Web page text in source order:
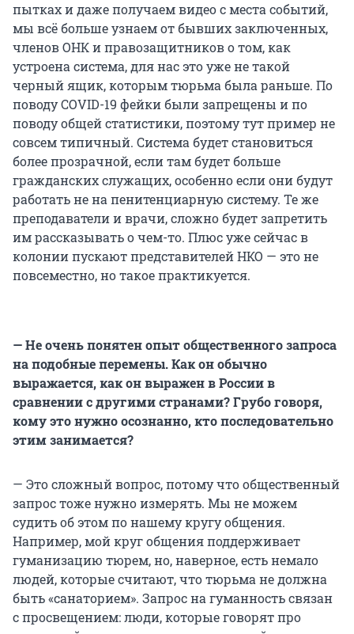
пытках и даже получаем видео с места событий,
мы всё больше узнаем от бывших заключенных,
членов ОНК и правозащитников о том, как
устроена система, для нас это уже не такой
черный ящик, которым тюрьма была раньше. По
поводу COVID-19 фейки были запрещены и по
поводу общей статистики, поэтому тут пример не
совсем типичный. Система будет становиться
более прозрачной, если там будет больше
гражданских служащих, особенно если они будут
работать не на пенитенциарную систему. Те же
преподаватели и врачи, сложно будет запретить
им рассказывать о чем-то. Плюс уже сейчас в
колонии пускают представителей НКО — это не
повсеместно, но такое практикуется.
— Не очень понятен опыт общественного запроса
на подобные перемены. Как он обычно
выражается, как он выражен в России в
сравнении с другими странами? Грубо говоря,
кому это нужно осознанно, кто последовательно
этим занимается?
— Это сложный вопрос, потому что общественный
запрос тоже нужно измерять. Мы не можем
судить об этом по нашему кругу общения.
Например, мой круг общения поддерживает
гуманизацию тюрем, но, наверное, есть немало
людей, которые считают, что тюрьма не должна
быть «санаторием». Запрос на гуманность связан
с просвещением: люди, которые говорят про